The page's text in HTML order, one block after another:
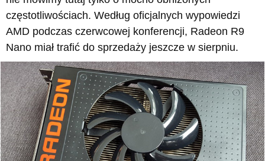
częstotliwościach. Według oficjalnych wypowiedzi
AMD podczas czerwcowej konferencji, Radeon R9
Nano miał trafić do sprzedaży jeszcze w sierpniu.